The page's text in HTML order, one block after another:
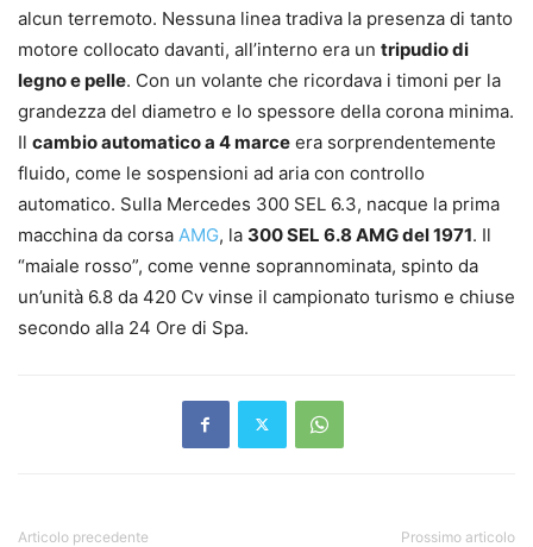
alcun terremoto. Nessuna linea tradiva la presenza di tanto
motore collocato davanti, all’interno era un tripudio di
legno e pelle. Con un volante che ricordava i timoni per la
grandezza del diametro e lo spessore della corona minima.
Il cambio automatico a 4 marce era sorprendentemente
fluido, come le sospensioni ad aria con controllo
automatico. Sulla Mercedes 300 SEL 6.3, nacque la prima
macchina da corsa AMG, la 300 SEL 6.8 AMG del 1971. Il
“maiale rosso”, come venne soprannominata, spinto da
un’unità 6.8 da 420 Cv vinse il campionato turismo e chiuse
secondo alla 24 Ore di Spa.
Articolo precedente Prossimo articolo